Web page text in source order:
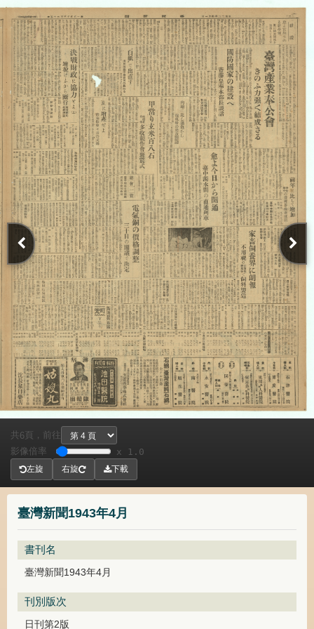
臺灣新聞1943年4月
書刊名
臺灣新聞1943年4月
刊別版次
日刊第2版
共 6頁， 前往
影像倍率
x 1.0
左旋 右旋 下載